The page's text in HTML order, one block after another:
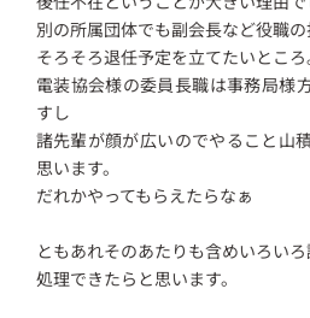
別の所属団体でも副会長など役職
そろそろ退任予定を立てたいところ
電装協会様の委員長職は事務局様
すし
諸先輩が顔が広いのでやること山
思います。
だれかやってもらえたらなぁ
ともあれそのあたりも含めいろい
処理できたらと思います。